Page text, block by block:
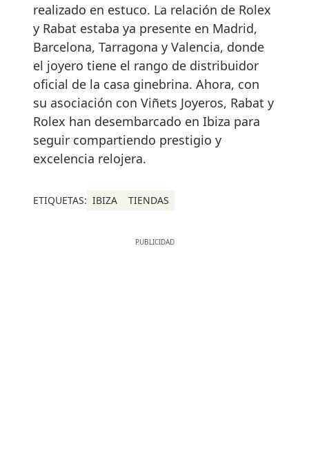
realizado en estuco. La relación de Rolex
y Rabat estaba ya presente en Madrid,
Barcelona, Tarragona y Valencia, donde
el joyero tiene el rango de distribuidor
oficial de la casa ginebrina. Ahora, con
su asociación con Viñets Joyeros, Rabat y
Rolex han desembarcado en Ibiza para
seguir compartiendo prestigio y
excelencia relojera.
ETIQUETAS: IBIZA TIENDAS